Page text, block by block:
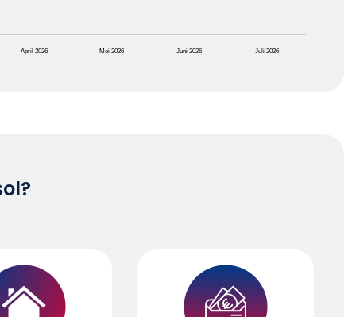
April 2026 Mei 2026 Juni 2026 Juli 2026